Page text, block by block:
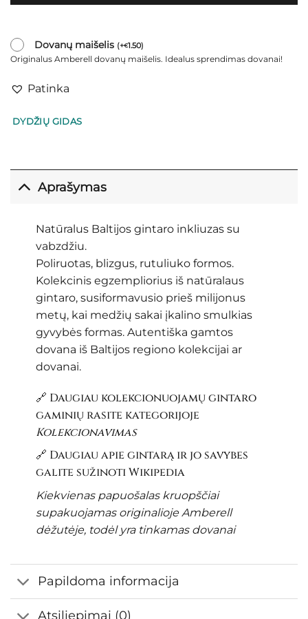
Dovanų maišelis (+€1.50)
Originalus Amberell dovanų maišelis. Idealus sprendimas dovanai!
Patinka
DYDŽIŲ GIDAS
Aprašymas
Natūralus Baltijos gintaro inkliuzas su
vabzdžiu.
Poliruotas, blizgus, rutuliuko formos.
Kolekcinis egzempliorius iš natūralaus
gintaro, susiformavusio prieš milijonus
metų, kai medžių sakai įkalino smulkias
gyvybės formas. Autentiška gamtos
dovana iš Baltijos regiono kolekcijai ar
dovanai.
🔗 Daugiau kolekcionuojamų gintaro
gaminių rasite kategorijoje
Kolekcionavimas
🔗 Daugiau apie gintarą ir jo savybes
galite sužinotiWikipedia
Kiekvienas papuošalas kruopščiai
supakuojamas originalioje Amberell
dėžutėje, todėl yra tinkamas dovanai
Papildoma informacija
Atsiliepimai (0)